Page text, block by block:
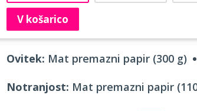
V košarico
Ovitek: Mat premazni papir (300 g)
Notranjost: Mat premazni papir